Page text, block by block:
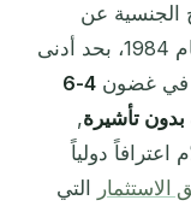
الجنسية عن
طريق الاستثمار عالمياً، التي أُسّست عام 1984، بحد أدنى
في غضون
4-6
,
اعترافاً دولياً
التي